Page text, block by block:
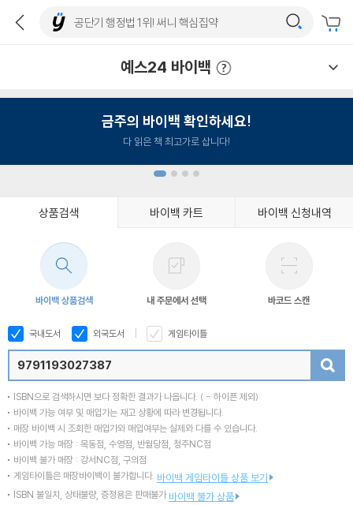
예스24 바이백
금주의 바이백 확인하세요!
다 읽은 책 최고가로 삽니다!
상품검색 바이백 카트 바이백 신청내역
바이백 상품검색 내 주문에서 선택 바코드 스캔
국내도서 외국도서 게임타이틀
ISBN으로 검색하시면 보다 정확한 결과가 나옵니다. ( - 하이픈 제외)
바이백 가능 여부 및 매입가는 재고 상황에 따라 변경됩니다.
매장 바이백 시 조회한 매입가와 매입여부는 실제와 다를 수 있습니다.
바이백 가능 매장 : 목동점, 수영점, 반월당점, 청주NC점
바이백 불가 매장 : 강서NC점, 구의점
게임타이틀은 매장바이백이 불가합니다. 바이백 게임타이틀 상품 보기
ISBN 불일치, 상태불량, 증정용은 판매불가 바이백 불가 상품